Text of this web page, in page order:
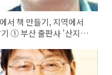
서 책 만들기, 지역에서
① 부산 출판사 '산지니'